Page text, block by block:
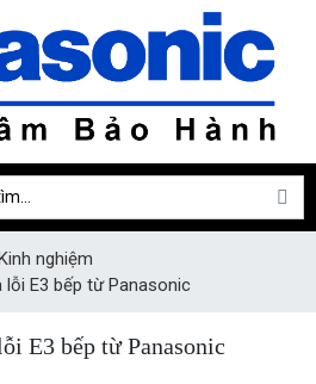
nghiệm
E3 bếp từ Panasonic
E3 bếp từ Panasonic